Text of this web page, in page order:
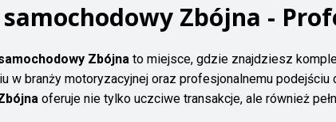
Zbójna -
Zbójna to miejsce, gdzie znajdziesz
w branży motoryzacyjnej oraz profesjonalnemu
oferuje nie tylko uczciwe transakcje, ale również